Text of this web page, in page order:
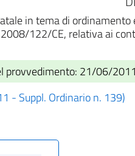
in tema di
122/CE, relativa ai
provvedimento: 21/06/2011
- Suppl. Ordinario n. 139)